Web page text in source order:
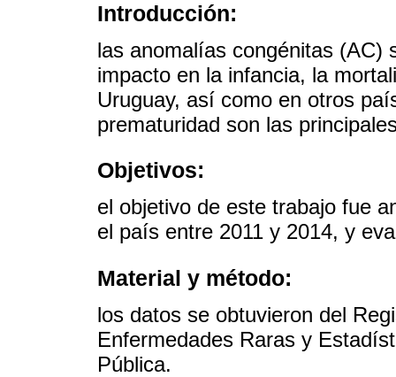
Introducción:
las anomalías congénitas (AC)
impacto en la infancia, la
Uruguay, así como en otros
prematuridad son las
Objetivos:
el objetivo de este trabajo fue
el país entre 2011 y 2014, y
Material y método:
los datos se obtuvieron del
Enfermedades Raras y
Pública.